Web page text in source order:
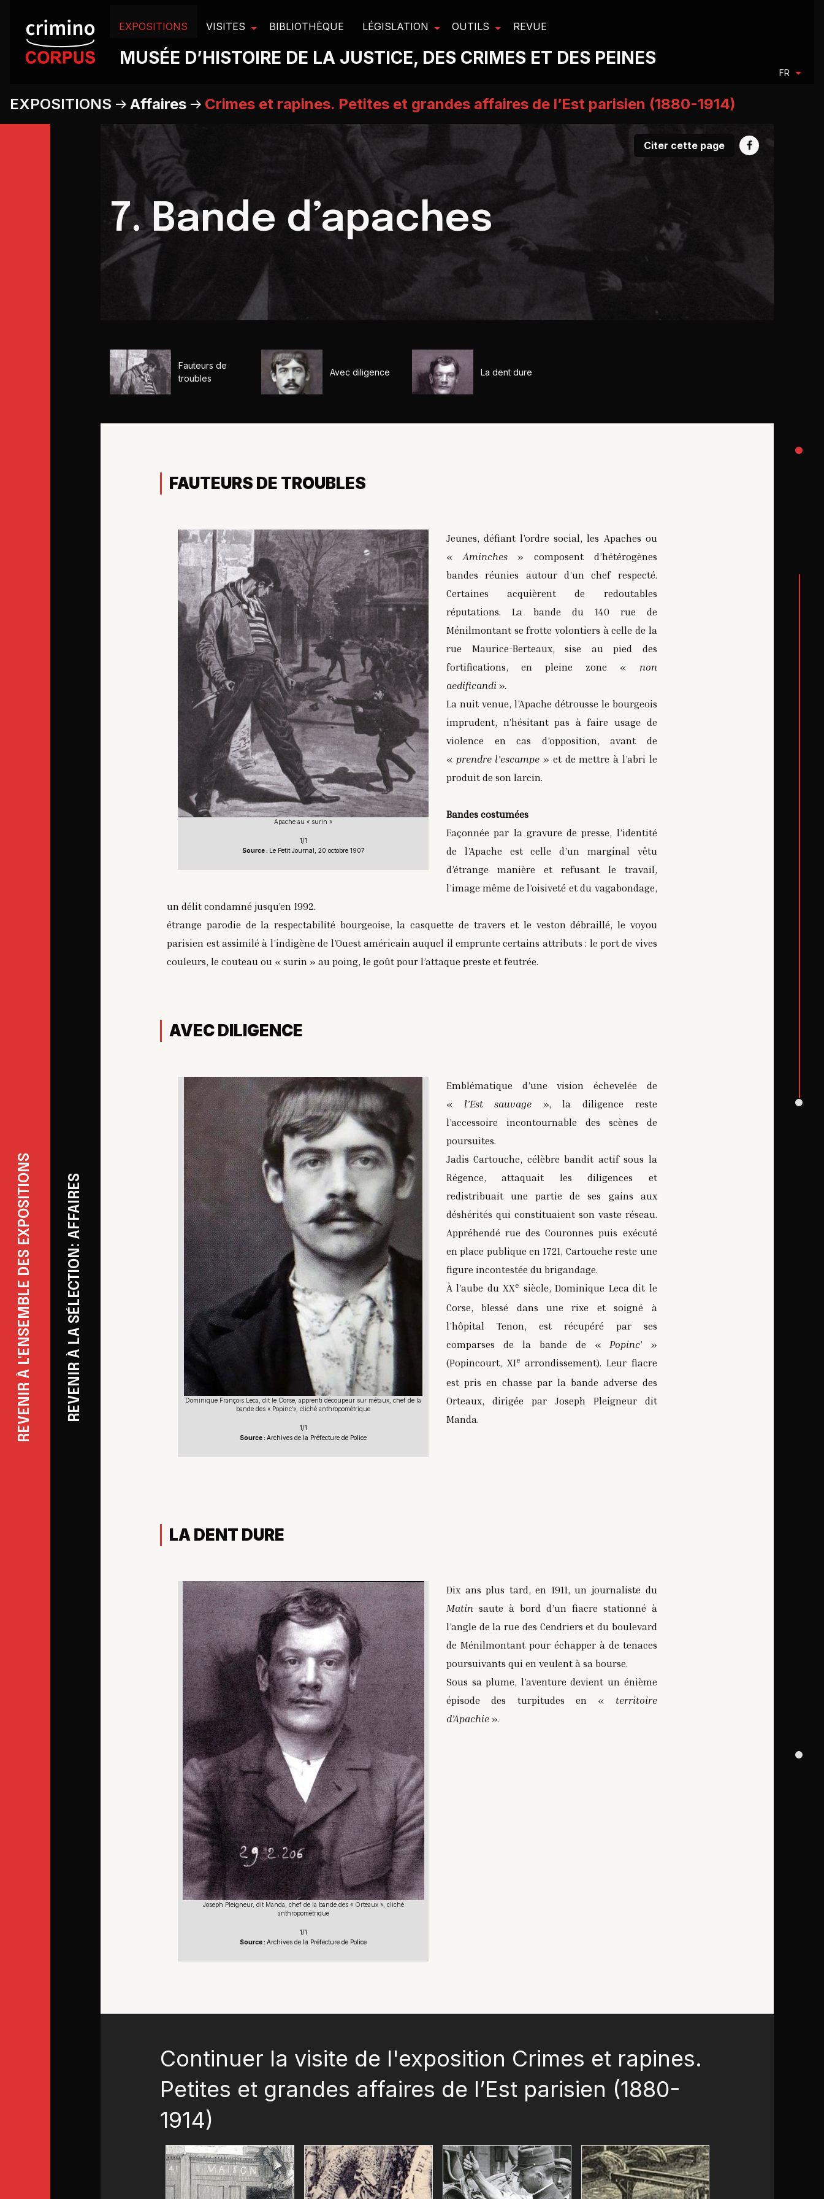
EXPOSITIONS VISITES BIBLIOTHÈQUE LÉGISLATION OUTILS REVUE
MUSÉE D’HISTOIRE DE LA JUSTICE, DES CRIMES ET DES PEINES
FR
EXPOSITIONS Affaires Crimes et rapines. Petites et grandes affaires de l’Est parisien (1880-1914)
REVENIR À L'ENSEMBLE DES EXPOSITIONSREVENIR À LA SÉLECTION: AFFAIRES
Citer cette page
7. Bande d’apaches
Fauteurs de
troubles
Avec diligence La dent dure
FAUTEURS DE TROUBLES
Apache au « surin »
1/1
Source : Le Petit Journal, 20 octobre 1907
Jeunes, défiant l’ordre social, les Apaches ou
«Aminches» composent d’hétérogènes
bandes réunies autour d’un chef respecté.
Certaines acquièrent de redoutables
réputations. La bande du 140 rue de
Ménilmontant se frotte volontiers à celle de la
rue Maurice-Berteaux, sise au pied des
fortifications, en pleine zone « non
aedificandi».
La nuit venue, l’Apache détrousse le bourgeois
imprudent, n’hésitant pas à faire usage de
violence en cas d’opposition, avant de
« prendre l’escampe » et de mettre à l’abri le
produit de son larcin.
Bandes costumées
Façonnée par la gravure de presse, l’identité
de l’Apache est celle d’un marginal vêtu
d’étrange manière et refusant le travail,
l’image même de l’oisiveté et du vagabondage,
un délit condamné jusqu’en 1992.
étrange parodie de la respectabilité bourgeoise, la casquette de travers et le veston débraillé, le voyou
parisien est assimilé à l’indigène de l’Ouest américain auquel il emprunte certains attributs : le port de vives
couleurs, le couteau ou « surin » au poing, le goût pour l’attaque preste et feutrée.
AVEC DILIGENCE
Dominique François Leca, dit le Corse, apprenti découpeur sur métaux, chef de la
bande des « Popinc’», cliché anthropométrique
1/1
Source :Archives de la Préfecture de Police
Emblématique d’une vision échevelée de
«l’Est sauvage », la diligence reste
l’accessoire incontournable des scènes de
poursuites.
Jadis Cartouche, célèbre bandit actif sous la
Régence, attaquait les diligences et
redistribuait une partie de ses gains aux
déshérités qui constituaient son vaste réseau.
Appréhendé rue des Couronnes puis exécuté
en place publique en 1721, Cartouche reste une
figure incontestée du brigandage.
À l’aube du XXe siècle, Dominique Leca dit le
Corse, blessé dans une rixe et soigné à
l’hôpital Tenon, est récupéré par ses
comparses de la bande de «Popinc’
»
(Popincourt, XIe arrondissement). Leur fiacre
est pris en chasse par la bande adverse des
Orteaux, dirigée par Joseph Pleigneur dit
Manda.
LA DENT DURE
Joseph Pleigneur, dit Manda, chef de la bande des « Orteaux », cliché
anthropométrique
1/1
Source :Archives de la Préfecture de Police
Dix ans plus tard, en 1911, un journaliste du
Matinsaute à bord d’un fiacre stationné à
l’angle de la rue des Cendriers et du boulevard
de Ménilmontant pour échapper à de tenaces
poursuivants qui en veulent à sa bourse.
Sous sa plume, l’aventure devient un énième
épisode des turpitudes en « territoire
d’Apachie».
Continuer la visite de l'exposition Crimes et rapines.
Petites et grandes affaires de l’Est parisien (1880-
1914)